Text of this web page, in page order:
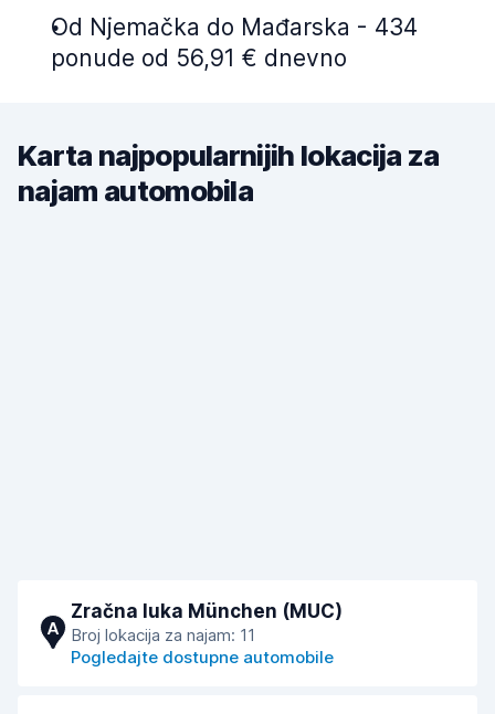
Od Njemačka do Mađarska - 434
ponude od 56,91 € dnevno
Karta najpopularnijih lokacija za
najam automobila
A
Zračna luka München (MUC)
Broj lokacija za najam: 11
Pogledajte dostupne automobile